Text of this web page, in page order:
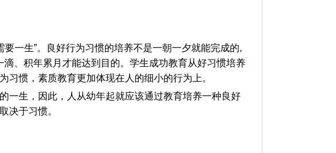
一生”。良好行为习惯的培养不是一朝一夕就能完成的,
、积年累月才能达到目的。学生成功教育从好习惯培养
惯，素质教育更加体现在人的细小的行为上。
一生，因此，人从幼年起就应该通过教育培养一种良好
决于习惯。